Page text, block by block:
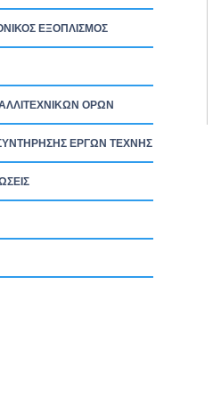
ΕΞΟΠΛΙΣΜΟΣ
ΟΡΩΝ
ΕΡΓΩΝ ΤΕΧΝΗΣ